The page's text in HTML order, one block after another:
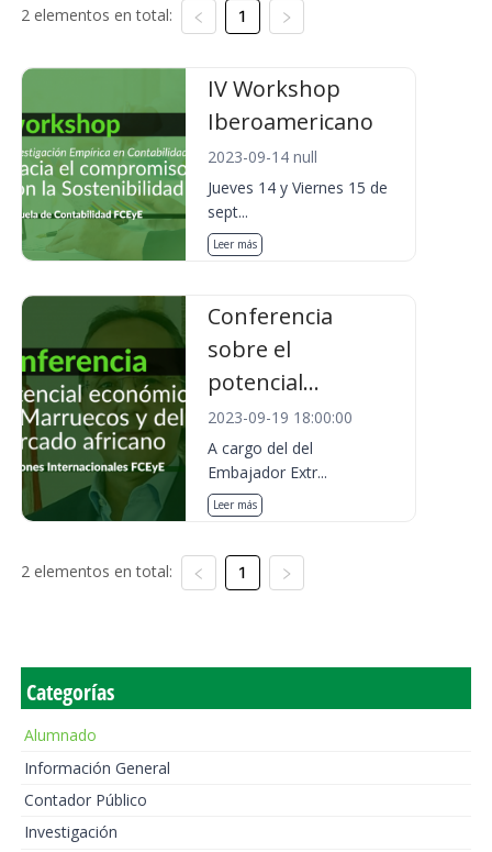
2 elementos en total: 1
IV Workshop
Iberoamericano
2023-09-14 null
Jueves 14 y Viernes 15 de
sept...
Leer más
Conferencia
sobre el
potencial...
2023-09-19 18:00:00
A cargo del del
Embajador Extr...
Leer más
2 elementos en total: 1
Categorías
Alumnado
Información General
Contador Público
Investigación